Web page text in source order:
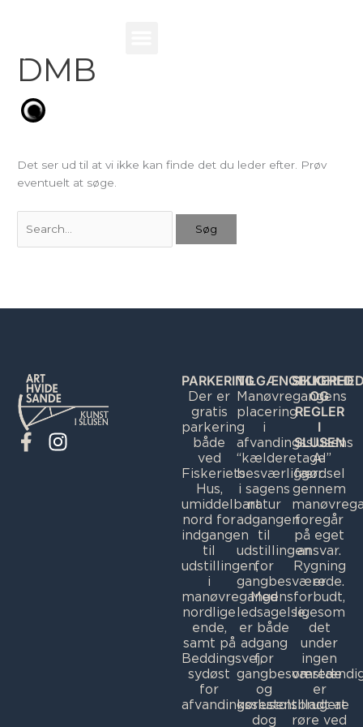
DMB
Det ser ud til at vi ikke kan finde det du leder efter. Prøv
eventuelt at søge.
I
PARKERING
Der er
gratis
parkering
både
ved
Fiskeriets
Hus,
umiddelbart
nord for
indgangen
til
udstillingen,
i
manøvregangens
nordlige
ende,
samt på
Beddingsvej,
sydøst
for
afvandingsslusen.
TILGÆNGELIGHED
Manøvregangens
placering
i
afvandingsslusens
“kælderetage”
besværliggør
i sagens
natur
adgangen
til
udstillingen
for
gangbesværede.
Med
ledsagelse,
er både
adgang
for
gangbesværede
og
kørestolsbrugere
dog
OG
REGLER
I
SLUSEN
Al
færdsel
gennem
foregår
på eget
ansvar.
Rygning
er
forbudt,
ligesom
det
under
ingen
er
tilladt at
røre ved